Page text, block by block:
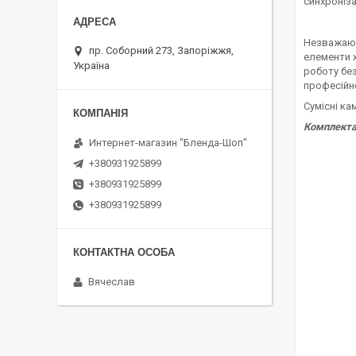
елементи
роботу
Сумісні
пр. Соборний 273, Запоріжжя,
Україна
Интернет-магазин "Бленда-Шоп"
+380931925899
+380931925899
+380931925899
Вячеслав